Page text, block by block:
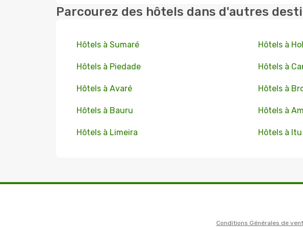
Parcourez des hôtels dans d'autres
Hôtels à Sumaré Hôtels à
Hôtels à Piedade Hôtels à
Hôtels à Avaré Hôtels à
Hôtels à Bauru Hôtels à
Hôtels à Limeira Hôtels à Itu
Conditions Générales de